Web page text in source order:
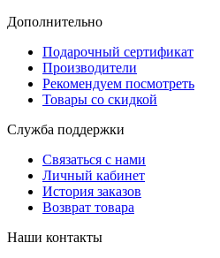
Дополнительно
Подарочный сертификат
Производители
Рекомендуем посмотреть
Товары со скидкой
Служба поддержки
Связаться с нами
Личный кабинет
История заказов
Возврат товара
Наши контакты